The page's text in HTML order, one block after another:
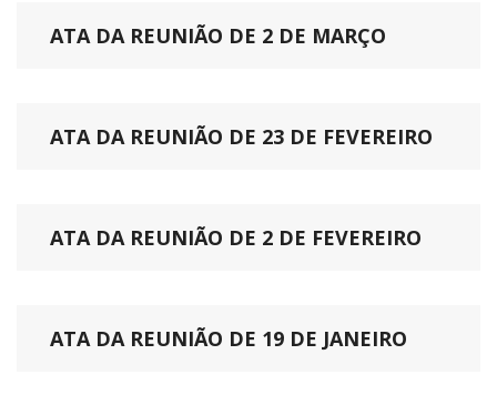
ATA DA REUNIÃO DE 2 DE MARÇO
ATA DA REUNIÃO DE 23 DE FEVEREIRO
ATA DA REUNIÃO DE 2 DE FEVEREIRO
ATA DA REUNIÃO DE 19 DE JANEIRO